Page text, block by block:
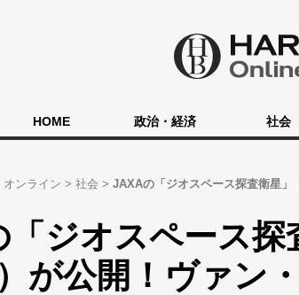
HOME 政治・経済 社会
ンライン 社会
JAXAの「ジオスペース探査衛星」
ジオスペース探
）が公開！ヴァン